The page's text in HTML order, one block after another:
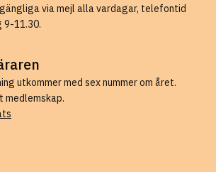
via mejl alla vardagar, telefontid
9-11.30.
utkommer med sex nummer om året.
medlemskap.